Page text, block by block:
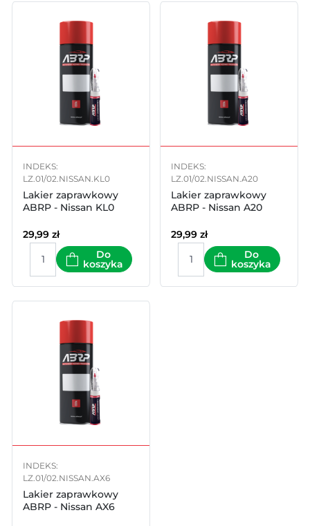
INDEKS:
LZ.01/02.NISSAN.KL0
Lakier zaprawkowy
ABRP - Nissan KL0
29,99 zł
Do
koszyka
INDEKS:
LZ.01/02.NISSAN.A20
Lakier zaprawkowy
ABRP - Nissan A20
29,99 zł
Do
koszyka
INDEKS:
LZ.01/02.NISSAN.AX6
Lakier zaprawkowy
ABRP - Nissan AX6